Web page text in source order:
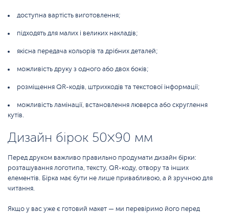
доступна вартість виготовлення;
підходять для малих і великих накладів;
якісна передача кольорів та дрібних деталей;
можливість друку з одного або двох боків;
розміщення QR-кодів, штрихкодів та текстової інформації;
можливість ламінації, встановлення люверса або скруглення
кутів.
Дизайн бірок 50×90 мм
Перед друком важливо правильно продумати дизайн бірки:
розташування логотипа, тексту, QR-коду, отвору та інших
елементів. Бірка має бути не лише привабливою, а й зручною для
читання.
Якщо у вас уже є готовий макет — ми перевіримо його перед